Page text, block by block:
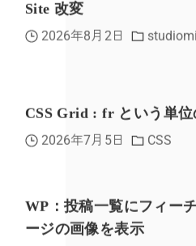
Site 改変
2026年8月2日
CSS Grid : fr という単位
2026年7月5日 CSS
WP：投稿一覧にフィー
ージの画像を表示